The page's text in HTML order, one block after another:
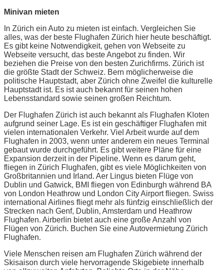
Minivan mieten
In Zürich ein Auto zu mieten ist einfach. Vergleichen Sie
alles, was der beste Flughafen Zürich hier heute beschäftigt.
Es gibt keine Notwendigkeit, gehen von Webseite zu
Webseite versucht, das beste Angebot zu finden. Wir
beziehen die Preise von den besten Zurichfirms. Zürich ist
die größte Stadt der Schweiz. Bern möglicherweise die
politische Hauptstadt, aber Zürich ohne Zweifel die kulturelle
Hauptstadt ist. Es ist auch bekannt für seinen hohen
Lebensstandard sowie seinen großen Reichtum.
Der Flughafen Zürich ist auch bekannt als Flughafen Kloten
aufgrund seiner Lage. Es ist ein geschäftiger Flughafen mit
vielen internationalen Verkehr. Viel Arbeit wurde auf dem
Flughafen in 2003, wenn unter anderem ein neues Terminal
gebaut wurde durchgeführt. Es gibt weitere Pläne für eine
Expansion derzeit in der Pipeline. Wenn es darum geht,
fliegen in Zürich Flughafen, gibt es viele Möglichkeiten von
Großbritannien und Irland. Aer Lingus bieten Flüge von
Dublin und Gatwick, BMI fliegen von Edinburgh während BA
von London Heathrow und London City Airport fliegen. Swiss
international Airlines fliegt mehr als fünfzig einschließlich der
Strecken nach Genf, Dublin, Amsterdam und Heathrow
Flughafen. Airberlin bietet auch eine große Anzahl von
Flügen von Zürich. Buchen Sie eine Autovermietung Zürich
Flughafen.
Viele Menschen reisen am Flughafen Zürich während der
Skisaison durch viele hervorragende Skigebiete innerhalb